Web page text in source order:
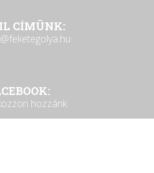
CÍMÜNK:
hozzánk